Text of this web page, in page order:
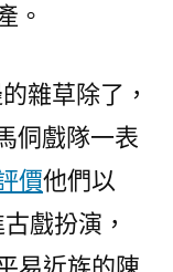
。
雜草除了，
侗戲隊一表
價他們以
戲扮演，